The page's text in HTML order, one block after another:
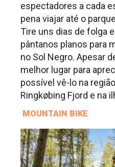
espectadores a cada
pena viajar até o
Tire uns dias de folga
pântanos planos para
no Sol Negro. Apesar
melhor lugar para
possível vê-lo na
Ringkøbing Fjord e na
MOUNTAIN BIKE